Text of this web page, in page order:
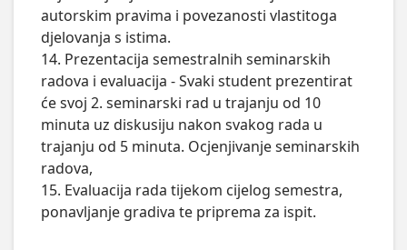
autorskim pravima i povezanosti vlastitoga
djelovanja s istima.
14. Prezentacija semestralnih seminarskih
radova i evaluacija - Svaki student prezentirat
će svoj 2. seminarski rad u trajanju od 10
minuta uz diskusiju nakon svakog rada u
trajanju od 5 minuta. Ocjenjivanje seminarskih
radova,
15. Evaluacija rada tijekom cijelog semestra,
ponavljanje gradiva te priprema za ispit.